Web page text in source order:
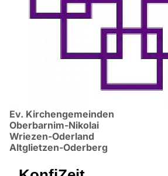
Ev. Kirchengemeinden
Oberbarnim-Nikolai
Wriezen-Oderland
Altglietzen-Oderberg